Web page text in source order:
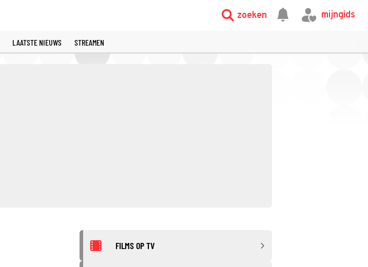
zoeken mijngids
LAATSTE NIEUWS STREAMEN
FILMS OP TV